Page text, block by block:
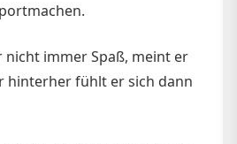
nicht immer Spaß, meint er
hinterher fühlt er sich dann